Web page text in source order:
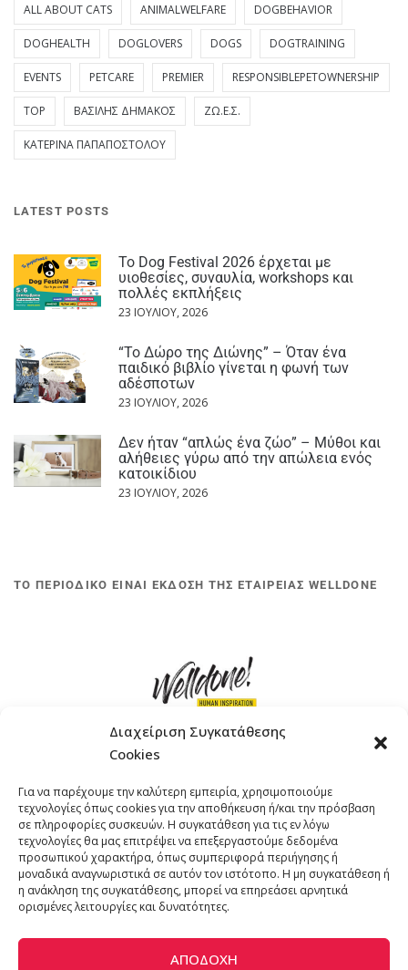
Διαχείριση Συγκατάθεσης
Cookies
Για να παρέχουμε την καλύτερη εμπειρία, χρησιμοποιούμε
τεχνολογίες όπως cookies για την αποθήκευση ή/και την πρόσβαση
σε πληροφορίες συσκευών. Η συγκατάθεση για τις εν λόγω
τεχνολογίες θα μας επιτρέψει να επεξεργαστούμε δεδομένα
προσωπικού χαρακτήρα, όπως συμπεριφορά περιήγησης ή
μοναδικά αναγνωριστικά σε αυτόν τον ιστότοπο. Η μη συγκατάθεση ή
η ανάκληση της συγκατάθεσης, μπορεί να επηρεάσει αρνητικά
ορισμένες λειτουργίες και δυνατότητες.
ΑΠΟΔΟΧΉ
ALL ABOUT CATS ANIMALWELFARE DOGBEHAVIOR
DOGHEALTH DOGLOVERS DOGS DOGTRAINING
EVENTS PETCARE PREMIER RESPONSIBLEPETOWNERSHIP
TOP ΒΑΣΊΛΗΣ ΔΗΜΆΚΟΣ ΖΩ.Ε.Σ.
ΚΑΤΕΡΊΝΑ ΠΑΠΑΠΟΣΤΌΛΟΥ
LATEST POSTS
Το Dog Festival 2026 έρχεται με
υιοθεσίες, συναυλία, workshops και
πολλές εκπλήξεις
23 ΙΟΥΛΊΟΥ, 2026
“Το Δώρο της Διώνης” – Όταν ένα
παιδικό βιβλίο γίνεται η φωνή των
αδέσποτων
23 ΙΟΥΛΊΟΥ, 2026
Δεν ήταν “απλώς ένα ζώο” – Μύθοι και
αλήθειες γύρω από την απώλεια ενός
κατοικίδιου
23 ΙΟΥΛΊΟΥ, 2026
ΤΟ ΠΕΡΙΟΔΙΚΟ ΕΙΝΑΙ ΕΚΔΟΣΗ ΤΗΣ ΕΤΑΙΡΕΙΑΣ WELLDONE
ΤΗΛΕΦΩΝΟ: +30 211 4021758
EMAIL:info@welldone.com.gr